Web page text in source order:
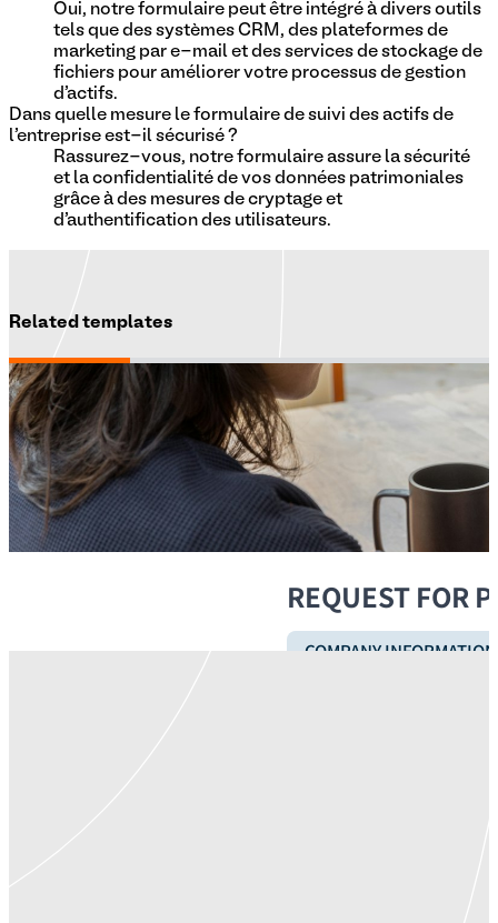
Oui, notre formulaire peut être intégré à divers outils
tels que des systèmes CRM, des plateformes de
marketing par e-mail et des services de stockage de
fichiers pour améliorer votre processus de gestion
d'actifs.
Dans quelle mesure le formulaire de suivi des actifs de
l'entreprise est-il sécurisé ?
Rassurez-vous, notre formulaire assure la sécurité
et la confidentialité de vos données patrimoniales
grâce à des mesures de cryptage et
d'authentification des utilisateurs.
Related templates